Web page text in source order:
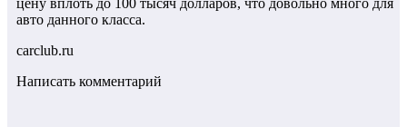
цену вплоть до 100 тысяч долларов, что довольно много для
авто данного класса.
carclub.ru
Написать комментарий